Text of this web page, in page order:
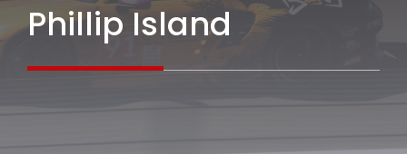
Phillip Island